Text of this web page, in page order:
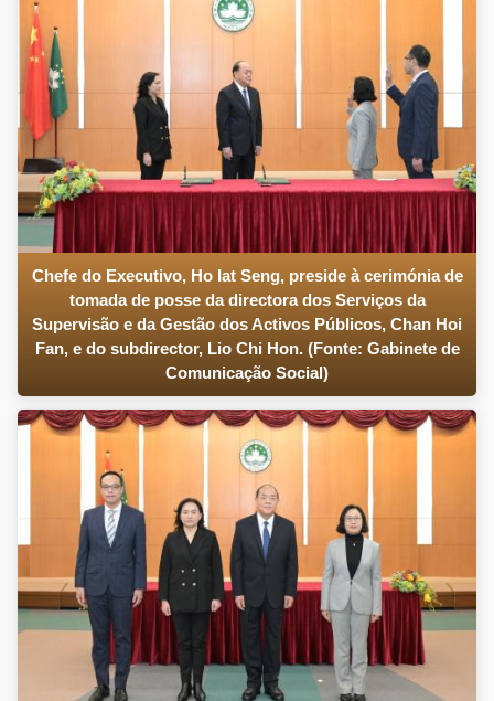
Chefe do Executivo, Ho Iat Seng, preside à cerimónia de
tomada de posse da directora dos Serviços da
Supervisão e da Gestão dos Activos Públicos, Chan Hoi
Fan, e do subdirector, Lio Chi Hon. (Fonte: Gabinete de
Comunicação Social)